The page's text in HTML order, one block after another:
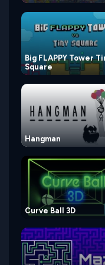
Big FLAPPY Tower
Square
Hangman
Curve Ball 3D